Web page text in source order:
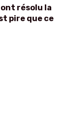
résolu la
pire que ce